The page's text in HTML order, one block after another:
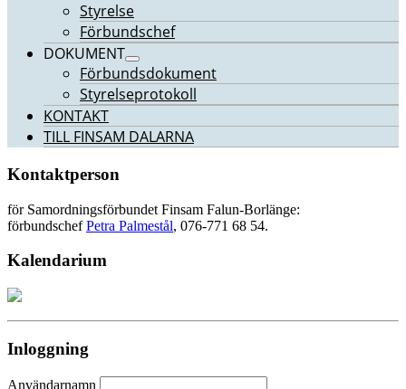
Styrelse
Förbundschef
DOKUMENT
Förbundsdokument
Styrelseprotokoll
KONTAKT
TILL FINSAM DALARNA
Kontaktperson
för Samordningsförbundet Finsam Falun-Borlänge:
förbundschefPetra Palmestål, 076-771 68 54‬.
Kalendarium
Inloggning
Användarnamn